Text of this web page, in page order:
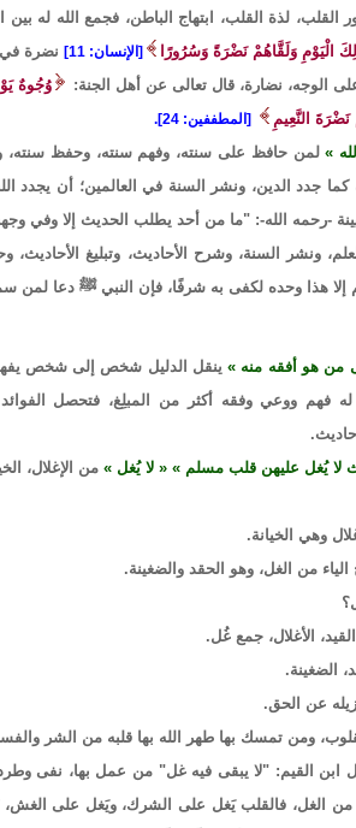
لذة القلب، ابتهاج الباطن، فجمع الله له بين
الْيَوْمِ وَلَقَّاهُمْ نَضْرَةً وَسُرُورًا [الإنسان: 11]
نضرة
الوجه، نضارة، قال تعالى عن أهل الجنة:
وُجُوهٌ
النَّعِيمِ [المطففين: 24].
لمن حافظ على سنته، وفهم سنته، وحفظ سنته،
كما جدد الدين، ونشر السنة في العالمين؛ أن يجدد
-رحمه الله-: "ما من أحد يطلب الحديث إلا وفي
ونشر السنة، وشرح الأحاديث، وتبليغ الأحاديث،
هذا وحده لكفى به شرفًا، فإن النبي ﷺ دعا لمن
من هو أفقه منه
ينقل الدليل شخص إلى شخص يفهم
له فهم ووعي وفقه أكثر من المبلِغ، فتحصل
لا يُغل عليهن قلب مسلم لا يُغل
من الإغلال،
وهي الخيانة.
الياء من الغل، وهو الحقد والضغينة.
الأغلال، جمع غُل.
الضغينة.
عن الحق.
ومن تمسك بها طهر الله بها قلبه من الشر
ابن القيم: "لا يبقى فيه غل" من عمل بها، نفى
من الغل، فالقلب يَغل على الشرك، ويَغل على الغش،